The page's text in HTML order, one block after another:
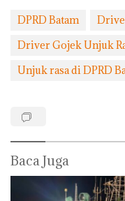
DPRD Batam
Driver Gojek Unjuk
Unjuk rasa di DPRD
Baca Juga